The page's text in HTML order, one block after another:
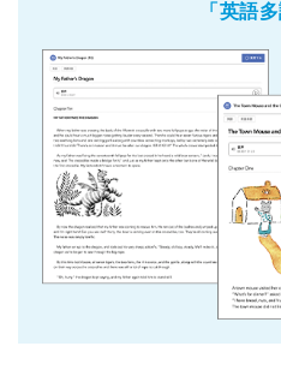
「英語